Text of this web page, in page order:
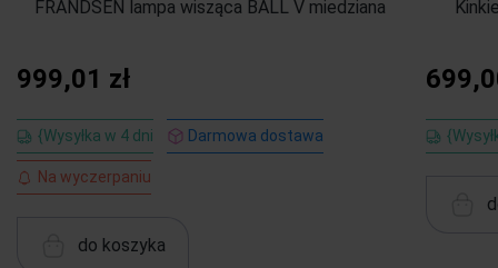
FRANDSEN lampa wisząca BALL V miedziana
999,01 zł
{Wysyłka w 4 dni Darmowa dostawa
Na wyczerpaniu
do koszyka